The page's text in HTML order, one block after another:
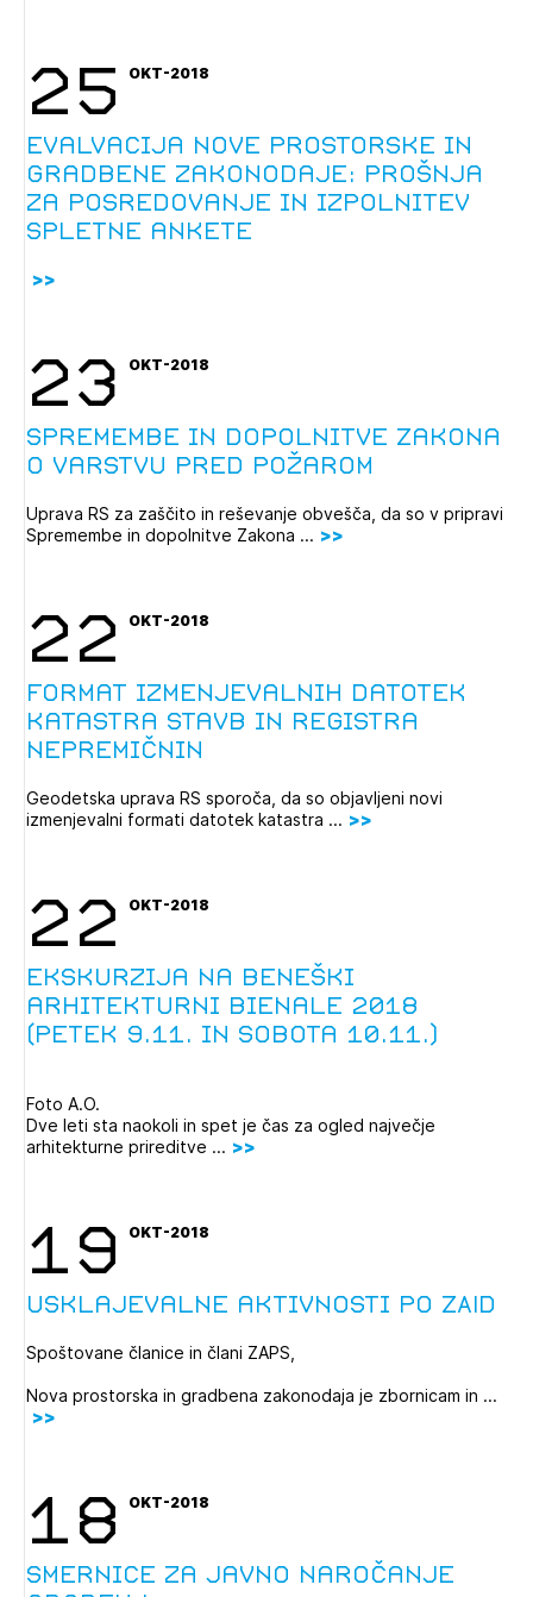
25 OKT-2018
Evalvacija nove prostorske in
gradbene zakonodaje: prošnja
za posredovanje in izpolnitev
spletne ankete
23 OKT-2018
Spremembe in dopolnitve Zakona
o varstvu pred požarom
Uprava RS za zaščito in reševanje obvešča, da so v pripravi
Spremembe in dopolnitve Zakona ...
22 OKT-2018
Format izmenjevalnih datotek
katastra stavb in registra
nepremičnin
Geodetska uprava RS sporoča, da so objavljeni novi
izmenjevalni formati datotek katastra ...
22 OKT-2018
Ekskurzija na Beneški
arhitekturni bienale 2018
(petek 9.11. in sobota 10.11.)
Foto A.O.
Dve leti sta naokoli in spet je čas za ogled največje
arhitekturne prireditve ...
19 OKT-2018
Usklajevalne aktivnosti po ZAID
Spoštovane članice in člani ZAPS,
Nova prostorska in gradbena zakonodaja je zbornicam in ...
18 OKT-2018
Smernice za javno naročanje